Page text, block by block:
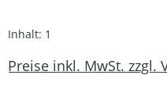
Inhalt: 1
Preise inkl. MwSt. zzgl.